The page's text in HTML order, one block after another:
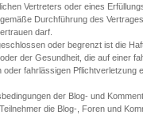
Vertreters oder eines
Durchführung des
darf.
oder begrenzt ist die
der Gesundheit, die auf einer
oder fahrlässigen Pflichtverletzung
der Blog- und
die Blog-, Foren und